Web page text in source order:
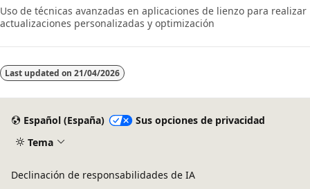
Uso de técnicas avanzadas en aplicaciones de lienzo para realizar
actualizaciones personalizadas y optimización
Last updated on 21/04/2026
Español (España)
Sus opciones de privacidad
Tema
Declinación de responsabilidades de IA